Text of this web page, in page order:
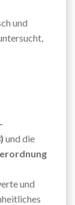
und
und die
und